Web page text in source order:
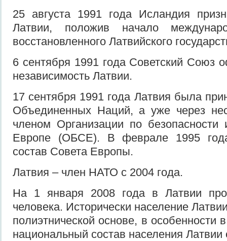
25 августа 1991 года Исландия
Латвии, положив начало
восстановленного Латвийского
6 сентября 1991 года Советский Союз
независимость Латвии.
17 сентября 1991 года Латвия была
Объединенных Наций, а уже через
членом Организации по безопасности
Европе (ОБСЕ). В феврале 1995
состав Совета Европы.
Латвия – член НАТО с 2004 года.
На 1 января 2008 года в Латвии
человека. Исторически население
полиэтнической основе, в особенности
национальный состав населения Латвии